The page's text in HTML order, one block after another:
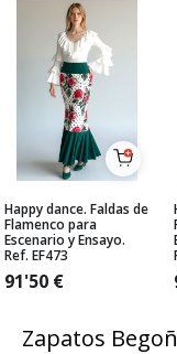
Happy dance. Faldas de
Flamenco para
Escenario y Ensayo.
Ref. EF473
91'50 €
Zapatos